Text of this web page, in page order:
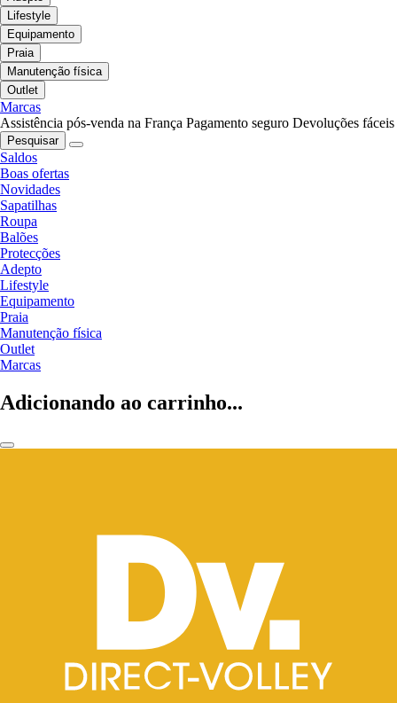
Lifestyle
Equipamento
Praia
Manutenção física
Outlet
Marcas
Assistência pós-venda na França Pagamento seguro Devoluções fáceis
Pesquisar
Saldos
Boas ofertas
Novidades
Sapatilhas
Roupa
Balões
Protecções
Adepto
Lifestyle
Equipamento
Praia
Manutenção física
Outlet
Marcas
Adicionando ao carrinho...